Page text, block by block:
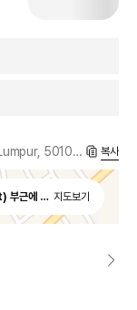
50100, MY 복사
근에 위치지도보기